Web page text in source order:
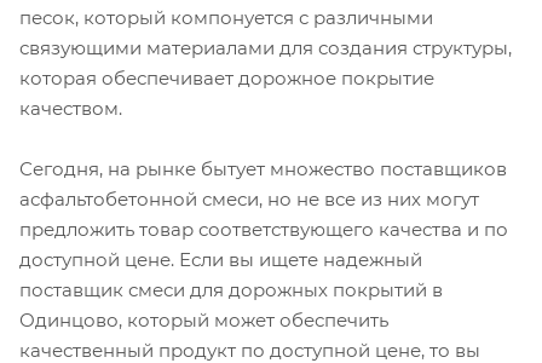
песок, который компонуется с различными
связующими материалами для создания структуры,
которая обеспечивает дорожное покрытие
качеством.
Сегодня, на рынке бытует множество поставщиков
асфальтобетонной смеси, но не все из них могут
предложить товар соответствующего качества и по
доступной цене. Если вы ищете надежный
поставщик смеси для дорожных покрытий в
Одинцово, который может обеспечить
качественный продукт по доступной цене, то вы